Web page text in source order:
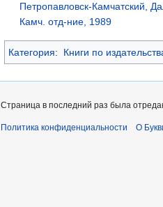
Петропавловск-Камчатский,
Камч. отд-ние, 1989
Категория: Книги по
Страница в последний раз была
Политика конфиденциальности О